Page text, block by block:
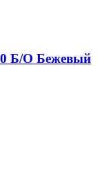
Б/О Бежевый